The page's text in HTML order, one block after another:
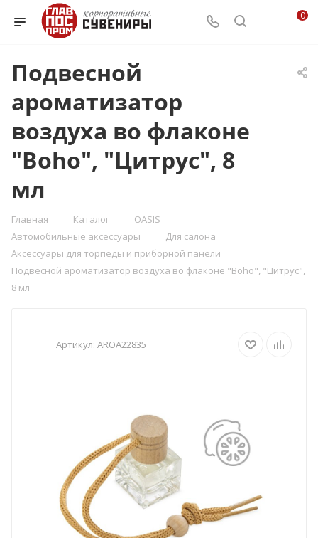
0
Подвесной
ароматизатор
воздуха во флаконе
"Boho", "Цитрус", 8
мл
Главная — Каталог — OASIS —
Автомобильные аксессуары — Для салона —
Аксессуары для торпеды и приборной панели —
Подвесной ароматизатор воздуха во флаконе "Boho", "Цитрус",
8 мл
Артикул: AROA22835